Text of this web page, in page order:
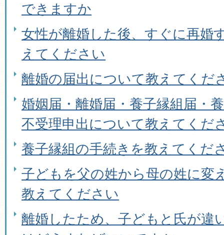
できますか
女性が離婚した後、すぐに再婚
えてください
離婚の届出について教えてくだ
婚姻届・離婚届・養子縁組届・
不受理申出について教えてくだ
養子縁組の手続きを教えてくだ
子どもを父の姓から母の姓に変
教えてください
離婚したため、子どもと氏が違